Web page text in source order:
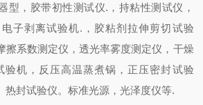
型，胶带初性测试仪. ，持粘性测试仪，
子剥离试验机. ，胶粘剂拉伸剪切试验
擦系数测定仪，透光率雾度测定仪，干燥
验机，反压高温蒸煮锅，正压密封试验
热封试验仪。标准光源，光泽度仪等.